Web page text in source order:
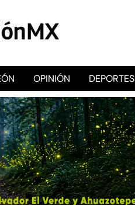
OPINIÓN DEPORTES